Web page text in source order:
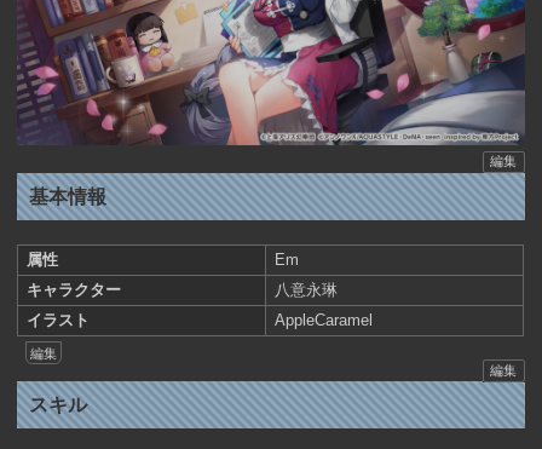
編集
基本情報
属性
Em
キャラクター
八意永琳
イラスト
AppleCaramel
編集
編集
スキル